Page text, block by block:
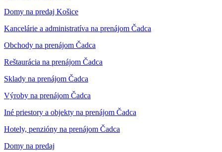
Domy na predaj Košice
Kancelárie a administratíva na prenájom Čadca
Obchody na prenájom Čadca
Reštaurácia na prenájom Čadca
Sklady na prenájom Čadca
Výroby na prenájom Čadca
Iné priestory a objekty na prenájom Čadca
Hotely, penzióny na prenájom Čadca
Domy na predaj